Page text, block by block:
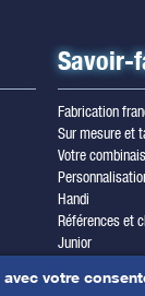
votre
Savoir-
Fabrication
Sur mesure et
Votre
Handi
Références et
Junior
Yamamoto